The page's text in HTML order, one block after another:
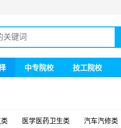
中专院校 技工院校
医学医药卫生类 汽车汽修类